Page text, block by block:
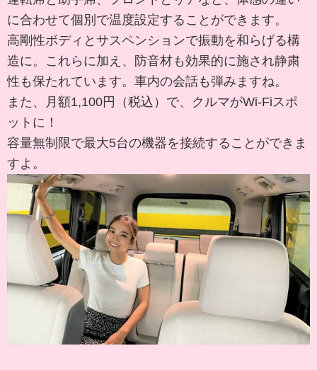
に合わせて個別で温度設定することができます。
高剛性ボディとサスペンションで振動を和らげる構
造に。これらに加え、防音材も効果的に施され静粛
性も保たれています。車内の会話も弾みますね。
また、月額1,100円（税込）で、クルマがWi-Fiスポ
ットに！
容量無制限で最大5台の機器を接続することができま
すよ。